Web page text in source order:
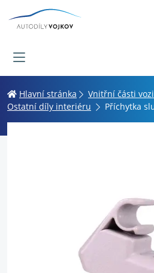
Hlavní stránka
Vnitřní části
Ostatní díly interiéru
Příchytka